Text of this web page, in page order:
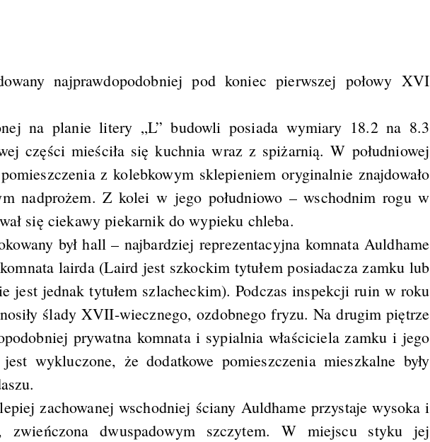
najprawdopodobniej pod koniec pierwszej połowy XVI
na planie litery „L” budowli posiada wymiary 18.2 na 8.3
części mieściła się kuchnia wraz z spiżarnią. W południowej
z kolebkowym sklepieniem oryginalnie znajdowało
nadprożem. Z kolei w jego południowo – wschodnim rogu w
się ciekawy piekarnik do wypieku chleba.
był hall – najbardziej reprezentacyjna komnata Auldhame
lairda (Laird jest szkockim tytułem posiadacza zamku lub
jest jednak tytułem szlacheckim). Podczas inspekcji ruin w roku
ślady XVII-wiecznego, ozdobnego fryzu. Na drugim piętrze
prywatna komnata i sypialnia właściciela zamku i jego
wykluczone, że dodatkowe pomieszczenia mieszkalne były
zachowanej wschodniej ściany Auldhame przystaje wysoka i
zwieńczona dwuspadowym szczytem. W miejscu styku jej